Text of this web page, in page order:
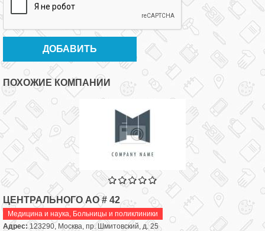
ПОХОЖИЕ КОМПАНИИ
ЦЕНТРАЛЬНОГО АО # 42
Медицина и наука, Больницы и поликлиники
Адрес:123290, Москва, пр. Шмитовский, д. 25